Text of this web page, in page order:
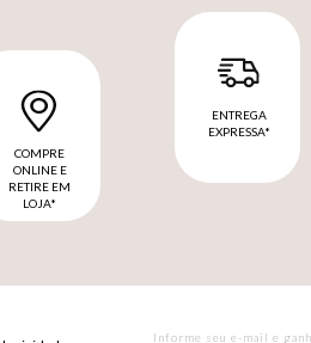
COMPRE
ONLINE E
RETIRE EM
LOJA*
ENTREGA
EXPRESSA*